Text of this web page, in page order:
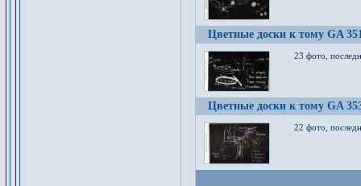
Цветные доски к тому GA
23 фото,
Цветные доски к тому GA
22 фото,